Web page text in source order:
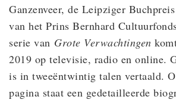
Ganzenveer, de Leipziger
van het Prins Bernhard
serie van Grote Verwachtingen
2019 op televisie, radio en online.
is in tweeëntwintig talen vertaald.
pagina staat een gedetailleerde